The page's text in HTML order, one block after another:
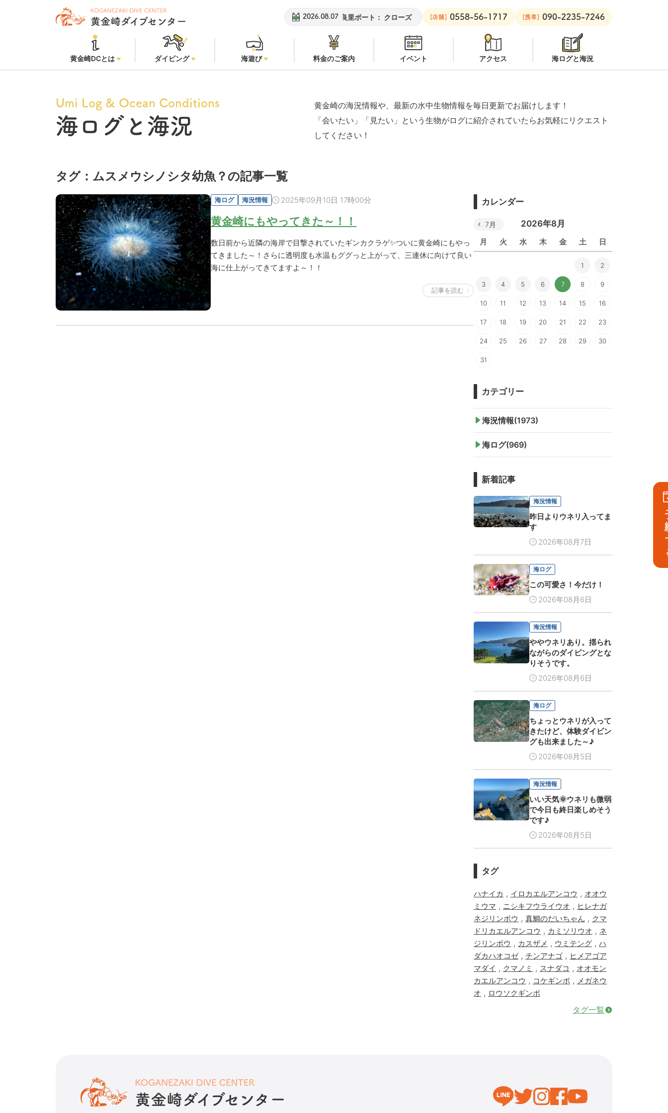
2026.08.07
黄金崎ビーチ： 潜水注意 安良里ボート： クローズ 黄金崎ビーチ：潜水注意 安良里ボート：クローズ
[店舗] 0558-56-1717 [携帯] 090-2235-7246
黄金崎DCとは ダイビング 海遊び 料金のご案内 イベント アクセス 海ログと海況
Umi Log & Ocean Conditions
海ログと海況
黄金崎の海況情報や、最新の水中生物情報を毎日更新でお届けします！
「会いたい」「見たい」という生物がログに紹介されていたらお気軽にリクエスト
してください！
タグ：ムスメウシノシタ幼魚？の記事一覧
海ログ 海況情報 2025年09月10日 17時00分
黄金崎にもやってきた～！！
数日前から近隣の海岸で目撃されていたギンカクラゲ✨ついに黄金崎にもやっ
てきました～！さらに透明度も水温もググっと上がって、三連休に向けて良い
海に仕上がってきてますよ～！！
記事を読む
カレンダー
2026年8月
月 火 水 木 金 土 日
7月
1 2
3 4 5 6 7 8 9
10 11 12 13 14 15 16
17 18 19 20 21 22 23
24 25 26 27 28 29 30
31
カテゴリー
海況情報(1973)
海ログ(969)
新着記事
海況情報
昨日よりウネリ入ってま
す
2026年08月7日
海ログ
この可愛さ！今だけ！
2026年08月6日
海況情報
ややウネリあり。揺られ
ながらのダイビングとな
りそうです。
2026年08月6日
海ログ
ちょっとウネリが入って
きたけど、体験ダイビン
グも出来ました～♪
2026年08月5日
海況情報
いい天気🌞ウネリも微弱
で今日も終日楽しめそう
です♪
2026年08月5日
タグ
ハナイカ , イロカエルアンコウ , オオウ
ミウマ , ニシキフウライウオ , ヒレナガ
ネジリンボウ , 真鯛のだいちゃん , クマ
ドリカエルアンコウ , カミソリウオ , ネ
ジリンボウ , カスザメ , ウミテング , ハ
ダカハオコゼ, チンアナゴ , ヒメアゴア
マダイ , クマノミ , スナダコ , オオモン
カエルアンコウ , コケギンポ , メガネウ
オ , ロウソクギンポ
タグ一覧